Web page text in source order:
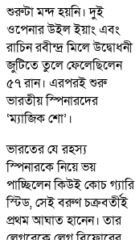
শুরুটা মন্দ হয়নি। দুই
ওপেনার উইল ইয়াং এবং
রাচিন রবীন্দ্র মিলে উদ্বোধনী
জুটিতে তুলে ফেলেছিলেন
৫৭ রান। এরপরই শুরু
ভারতীয় স্পিনারদের
‘ম্যাজিক শো’।
ভারতের যে রহস্য
স্পিনারকে নিয়ে ভয়
পাচ্ছিলেন কিউই কোচ গ্যারি
স্টিড, সেই বরুণ চক্রবর্তীই
প্রথম আঘাত হানেন। তার